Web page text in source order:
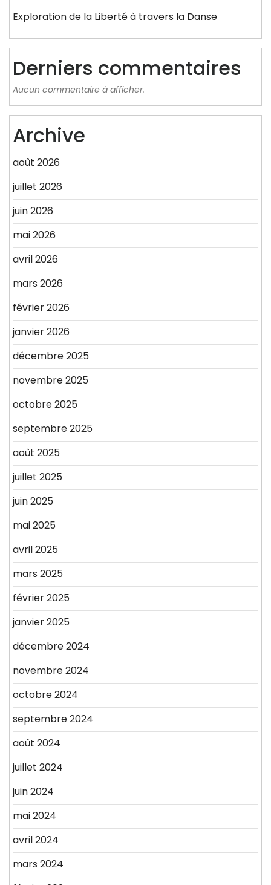
Exploration de la Liberté à travers la Danse
Derniers commentaires
Aucun commentaire à afficher.
Archive
août 2026
juillet 2026
juin 2026
mai 2026
avril 2026
mars 2026
février 2026
janvier 2026
décembre 2025
novembre 2025
octobre 2025
septembre 2025
août 2025
juillet 2025
juin 2025
mai 2025
avril 2025
mars 2025
février 2025
janvier 2025
décembre 2024
novembre 2024
octobre 2024
septembre 2024
août 2024
juillet 2024
juin 2024
mai 2024
avril 2024
mars 2024